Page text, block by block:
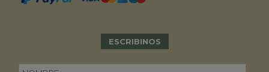
ESCRIBINOS